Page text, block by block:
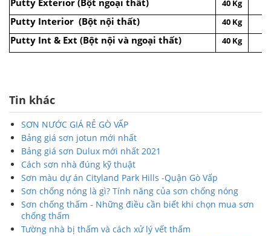
Putty Exterior (Bột ngoại thất) 40 Kg
Putty Interior (Bột nội thất) 40 Kg
Putty Int & Ext (Bột nội và ngoại thất) 40 Kg
Tin khác
SƠN NƯỚC GIÁ RẺ GÒ VẤP
Bảng giá sơn jotun mới nhất
Bảng giá sơn Dulux mới nhất 2021
Cách sơn nhà đúng kỹ thuật
Sơn màu dự án Cityland Park Hills -Quận Gò Vấp
Sơn chống nóng là gì? Tính năng của sơn chống nóng
Sơn chống thấm - Những điều cần biết khi chọn mua sơn
chống thấm
Tường nhà bị thấm và cách xử lý vết thấm